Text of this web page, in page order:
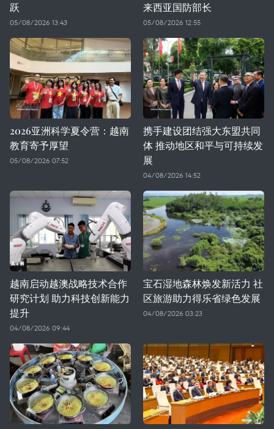
跃
05/08/2026 13:43
来西亚国防部长
05/08/2026 12:55
2026亚洲科学夏令营：越南
教育寄予厚望
05/08/2026 07:52
携手建设团结强大东盟共同
体 推动地区和平与可持续发
展
04/08/2026 14:52
越南启动越澳战略技术合作
研究计划 助力科技创新能力
提升
04/08/2026 09:44
宝石湿地森林焕发新活力 社
区旅游助力得乐省绿色发展
04/08/2026 03:23